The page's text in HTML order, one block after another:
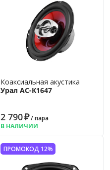
Коаксиальная акустика
Урал АС-К1647
2 790₽/ пара
В НАЛИЧИИ
ПРОМОКОД 12%